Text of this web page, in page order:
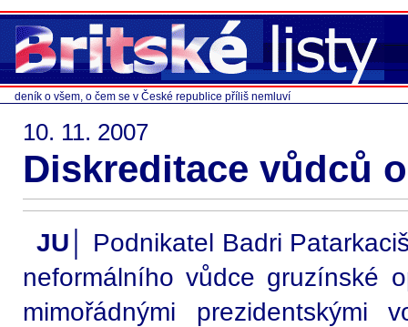
deník o všem, o čem se v České republice příliš nemluví
10. 11. 2007
Diskreditace vůdců
JU│
Podnikatel Badri
neformálního vůdce gruzínské
mimořádnými prezidentskými